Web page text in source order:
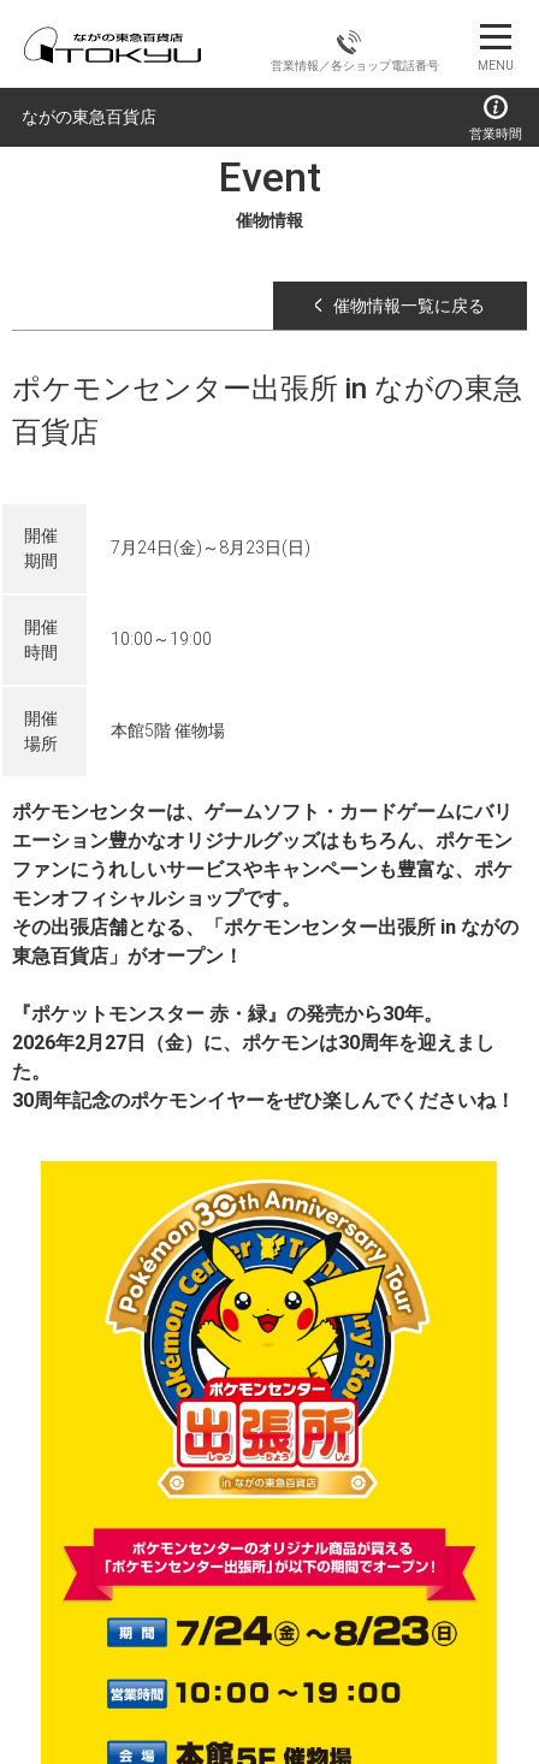
営業情報／各ショップ電話番号 MENU
ながの東急百貨店
営業時間
Event
催物情報
催物情報一覧に戻る
ポケモンセンター出張所 in ながの東急
百貨店
開催
期間
7月24日(金)～8月23日(日)
開催
時間
10:00～19:00
開催
場所
本館5階 催物場
ポケモンセンターは、ゲームソフト・カードゲームにバリ
エーション豊かなオリジナルグッズはもちろん、ポケモン
ファンにうれしいサービスやキャンペーンも豊富な、ポケ
モンオフィシャルショップです。
その出張店舗となる、「ポケモンセンター出張所 in ながの
東急百貨店」がオープン！
『ポケットモンスター 赤・緑』の発売から30年。
2026年2月27日（金）に、ポケモンは30周年を迎えまし
た。
30周年記念のポケモンイヤーをぜひ楽しんでくださいね！